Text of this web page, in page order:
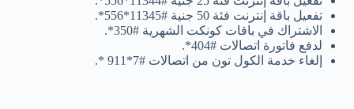
تفعيل باقة إنترنت فئة 50 جنية #11345*556*.
الاشتراك في باقات كونكت الشهرية #350*.
لدفع فاتورة اتصالات #404*.
إلغاء خدمة الكول تون من اتصالات #7*911 *.